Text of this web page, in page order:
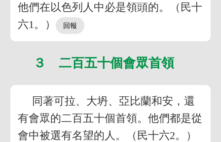
他們在以色列人中必是領頭的。（民十
六1。）
３ 二百五十個會眾首領
同著可拉、大坍、亞比蘭和安，還
有會眾的二百五十個首領。他們都是從
會中被選有名望的人。（民十六2。）